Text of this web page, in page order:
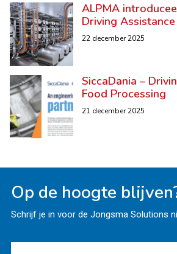
ALPMA
Driving Assistance
22 december 2025
SiccaDania –
Food Processing
21 december 2025
Op de hoogte
Schrijf je in voor de Jongsma Solutions